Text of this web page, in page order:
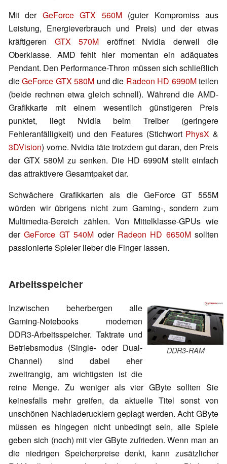
Mit der GeForce GTX 560M(guter Kompromiss aus
Leistung, Energieverbrauch und Preis) und der etwas
kräftigeren GTX 570M eröffnet Nvidia derweil die
Oberklasse. AMD fehlt hier momentan ein adäquates
Pendant. Den Performance-Thron müssen sich schließlich
dieGeForce GTX 580M und die Radeon HD 6990Mteilen
(beide rechnen etwa gleich schnell). Während die AMD-
Grafikkarte mit einem wesentlich günstigeren Preis
punktet, liegt Nvidia beim Treiber (geringere
Fehleranfälligkeit) und den Features (Stichwort PhysX &
3DVision) vorne. Nvidia täte trotzdem gut daran, den Preis
der GTX 580M zu senken. Die HD 6990M stellt einfach
das attraktivere Gesamtpaket dar.
Schwächere Grafikkarten als die GeForce GT 555M
würden wir übrigens nicht zum Gaming-, sondern zum
Multimedia-Bereich zählen. Von Mittelklasse-GPUs wie
derGeForce GT 540M oder Radeon HD 6650Msollten
passionierte Spieler lieber die Finger lassen.
Arbeitsspeicher
DDR3-RAM
Inzwischen beherbergen alle
Gaming-Notebooks modernen
DDR3-Arbeitsspeicher. Taktrate und
Betriebsmodus (Single- oder Dual-
Channel) sind dabei eher
zweitrangig, am wichtigsten ist die
reine Menge. Zu weniger als vier GByte sollten Sie
keinesfalls mehr greifen, da aktuelle Titel sonst von
unschönen Nachladerucklern geplagt werden. Acht GByte
müssen es hingegen nicht unbedingt sein, alle Spiele
geben sich (noch) mit vier GByte zufrieden. Wenn man an
die niedrigen Speicherpreise denkt, kann zusätzlicher